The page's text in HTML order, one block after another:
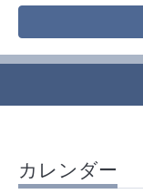
カレンダー